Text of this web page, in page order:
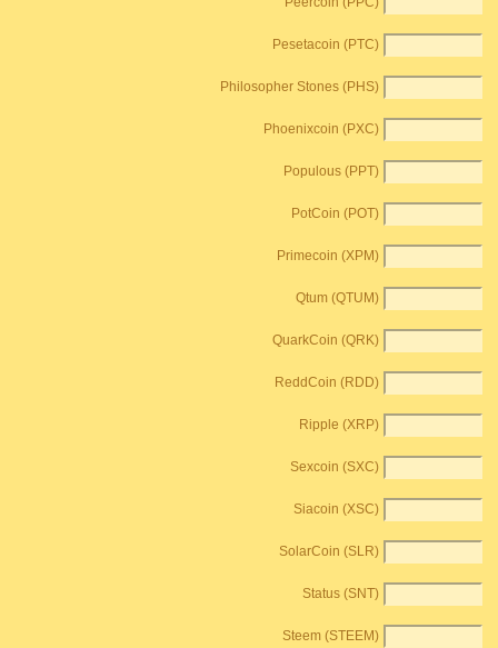
Pesetacoin (PTC)
Philosopher Stones (PHS)
Phoenixcoin (PXC)
Populous (PPT)
PotCoin (POT)
Primecoin (XPM)
Qtum (QTUM)
QuarkCoin (QRK)
ReddCoin (RDD)
Ripple (XRP)
Sexcoin (SXC)
Siacoin (XSC)
SolarCoin (SLR)
Status (SNT)
Steem (STEEM)